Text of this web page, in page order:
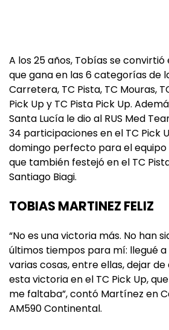
A los 25 años, Tobías se
que gana en las 6 categorías de
Carretera, TC Pista, TC Mouras,
Pick Up y TC Pista Pick Up.
Santa Lucía le dio al RUS Med
34 participaciones en el TC Pick
domingo perfecto para el equipo
que también festejó en el TC
Santiago Biagi.
TOBIAS MARTINEZ FELIZ
“No es una victoria más. No han
últimos tiempos para mí: llegué
varias cosas, entre ellas, dejar
esta victoria en el TC Pick Up,
me faltaba”, contó Martínez en
AM590 Continental.